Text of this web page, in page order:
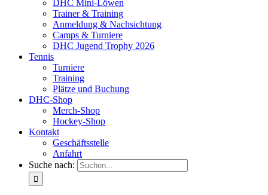
DHC Mini-Löwen
Trainer & Training
Anmeldung & Nachsichtung
Camps & Turniere
DHC Jugend Trophy 2026
Tennis
Turniere
Training
Plätze und Buchung
DHC-Shop
Merch-Shop
Hockey-Shop
Kontakt
Geschäftsstelle
Anfahrt
Suche nach: